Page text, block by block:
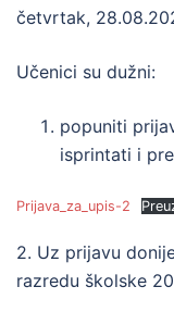
četvrtak,
Učenici su dužni:
popuniti
isprintati i
Prijava_za_upis-2
2. Uz prijavu
razredu školske